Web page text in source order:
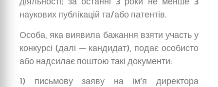
наукових публікацій та/або патентів.
Особа, яка виявила бажання взяти участь у
конкурсі (далі — кандидат), подає особисто
або надсилає поштою такі документи:
1) письмову заяву на ім’я директора